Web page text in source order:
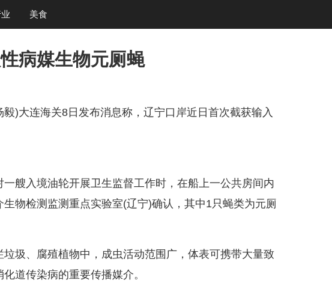
美食
病媒生物元厕蝇
大连海关8日发布消息称，辽宁口岸近日首次截获输入
入境油轮开展卫生监督工作时，在船上一公共房间内
物检测监测重点实验室(辽宁)确认，其中1只蝇类为元厕
、腐殖植物中，成虫活动范围广，体表可携带大量致
道传染病的重要传播媒介。